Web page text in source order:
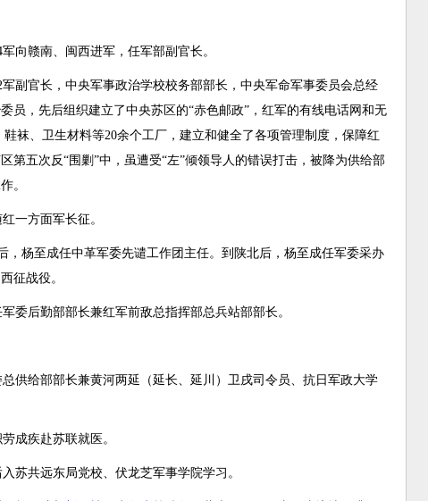
向赣南、闽西进军，任军部副官长。
副官长，中央军事政治学校校务部部长，中央军命军事委员会总经
员，先后组织建立了中央苏区的“赤色邮政”，红军的有线电话网和无
袜、卫生材料等20余个工厂，建立和健全了各项管理制度，保障红
第五次反“围剿”中，虽遭受“左”倾领导人的错误打击，被降为供给部
。
一方面军长征。
，杨至成任中革军委先谴工作团主任。到陕北后，杨至成任军委采办
征战役。
委后勤部部长兼红军前敌总指挥部总兵站部部长。
供给部部长兼黄河两延（延长、延川）卫戌司令员、抗日军政大学
成疾赴苏联就医。
苏共远东局党校、伏龙芝军事学院学习。